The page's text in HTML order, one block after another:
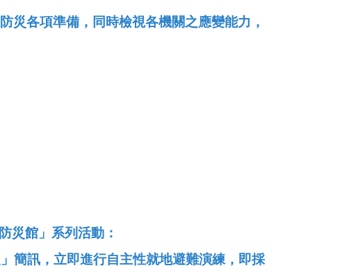
災各項準備，同時檢視各機關之應變能力，
災館」系列活動：
簡訊，立即進行自主性就地避難演練，即採